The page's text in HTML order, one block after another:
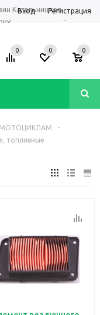
Кагальницкая
-
Вход Регистрация
0 0 0
МОТОЦИКЛАМ
-
топливные